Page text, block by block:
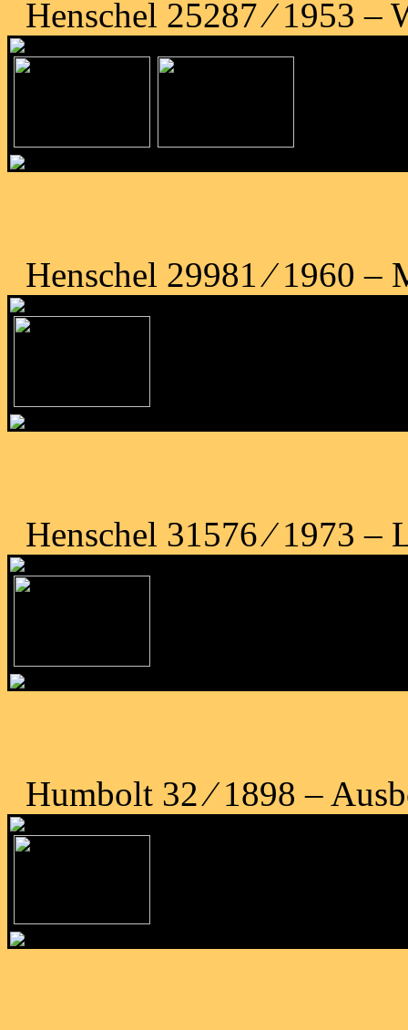
Henschel 25287 ⁄ 1953
Henschel 29981 ⁄ 1960 –
Henschel 31576 ⁄ 1973
Humbolt 32 ⁄ 1898 –